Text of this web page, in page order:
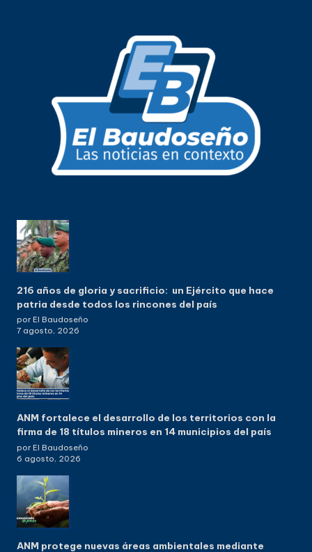
216 años de gloria y sacrificio: un Ejército que hace
patria desde todos los rincones del país
por El Baudoseño
7 agosto, 2026
ANM fortalece el desarrollo de los territorios con la
firma de 18 títulos mineros en 14 municipios del país
por El Baudoseño
6 agosto, 2026
ANM protege nuevas áreas ambientales mediante